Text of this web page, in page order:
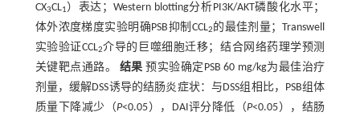
CX3CL1）表达；Western blotting分析PI3K/AKT磷酸化水平；
体外浓度梯度实验明确PSB抑制CCL2的最佳剂量；Transwell
实验验证CCL2介导的巨噬细胞迁移；结合网络药理学预测
关键靶点通路。 结果 预实验确定PSB 60 mg/kg为最佳治疗
剂量，缓解DSS诱导的结肠炎症状：与DSS组相比，PSB组体
质量下降减少（P<0.05），DAI评分降低（P<0.05），结肠